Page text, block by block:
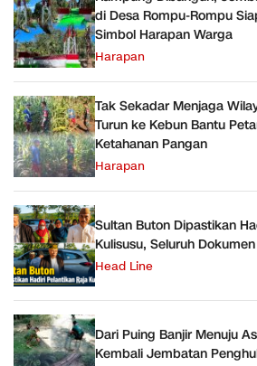
di Desa Rompu-Rompu
Simbol Harapan Warga
Harapan
Tak Sekadar Menjaga
Turun ke Kebun Bantu
Ketahanan Pangan
Harapan
Sultan Buton Dipastikan
Kulisusu, Seluruh
Head Line
Dari Puing Banjir Menuju
Kembali Jembatan